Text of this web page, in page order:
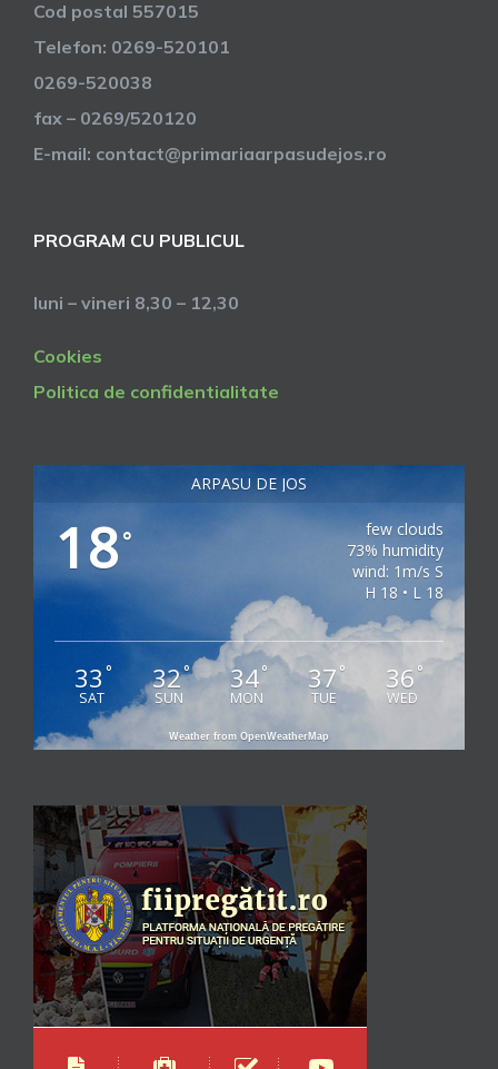
Cod postal 557015
Telefon: 0269-520101
0269-520038
fax – 0269/520120
E-mail: contact@primariaarpasudejos.ro
PROGRAM CU PUBLICUL
luni – vineri 8,30 – 12,30
Cookies
Politica de confidentialitate
ARPASU DE JOS
18°
few clouds
73% humidity
wind: 1m/s S
H 18 • L 18
33 °
SAT
32°
SUN
34°
MON
37 °
TUE
36 °
WED
Weather from OpenWeatherMap